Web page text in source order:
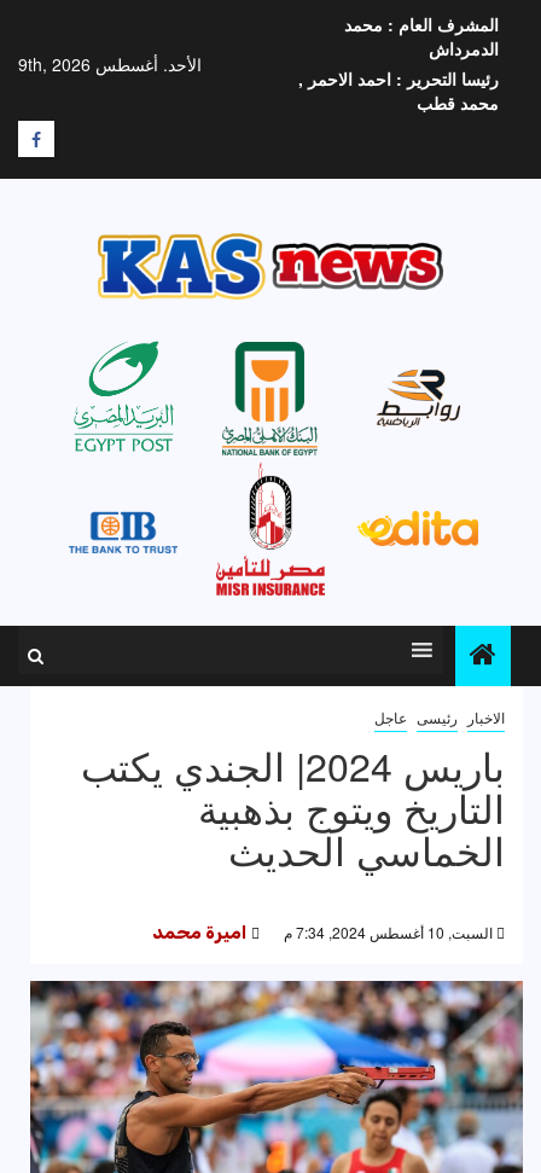
المحتوى
الأحد. أغسطس 9th, 2026
المشرف العام : محمد
الدمرداش
رئيسا التحرير : احمد الاحمر ,
محمد قطب
F
الاخبار رئيسى عاجل
باريس 2024| الجندي يكتب
التاريخ ويتوج بذهبية
الخماسي الحديث
السبت, 10 أغسطس 2024, 7:34 م اميرة محمد